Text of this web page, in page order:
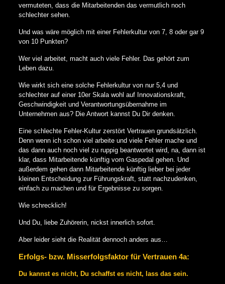
vermuteten, dass die Mitarbeitenden das vermutlich noch
schlechter sehen.
Und was wäre möglich mit einer Fehlerkultur von 7, 8 oder gar 9
von 10 Punkten?
Wer viel arbeitet, macht auch viele Fehler. Das gehört zum
Leben dazu.
Wie wirkt sich eine solche Fehlerkultur von nur 5,4 und
schlechter auf einer 10er Skala wohl auf Innovationskraft,
Geschwindigkeit und Verantwortungsübernahme im
Unternehmen aus? Die Antwort kannst Du Dir denken.
Eine schlechte Fehler-Kultur zerstört Vertrauen grundsätzlich.
Denn wenn ich schon viel arbeite und viele Fehler mache und
das dann auch noch viel zu ruppig beantwortet wird, na, dann ist
klar, dass Mitarbeitende künftig vom Gaspedal gehen. Und
außerdem gehen dann Mitarbeitende künftig lieber bei jeder
kleinen Entscheidung zur Führungskraft, statt nachzudenken,
einfach zu machen und für Ergebnisse zu sorgen.
Wie schrecklich!
Und Du, liebe Zuhörerin, nickst innerlich sofort.
Aber leider sieht die Realität dennoch anders aus…
Erfolgs- bzw. Misserfolgsfaktor für Vertrauen 4a:
Du kannst es nicht, Du schaffst es nicht, lass das sein.